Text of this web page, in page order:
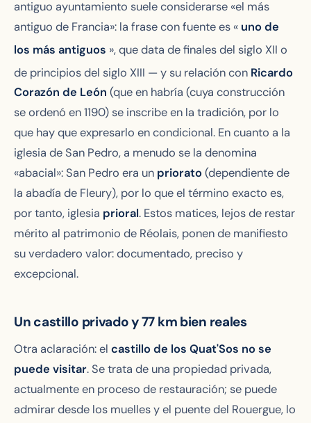
antiguo ayuntamiento suele considerarse «el más
antiguo de Francia»: la frase con fuente es « uno de
los más antiguos », que data de finales del siglo XII o
de principios del siglo XIII — y su relación con Ricardo
Corazón de León (que en habría (cuya construcción
se ordenó en 1190) se inscribe en la tradición, por lo
que hay que expresarlo en condicional. En cuanto a la
iglesia de San Pedro, a menudo se la denomina
«abacial»: San Pedro era un priorato(dependiente de
la abadía de Fleury), por lo que el término exacto es,
por tanto, iglesia prioral. Estos matices, lejos de restar
mérito al patrimonio de Réolais, ponen de manifiesto
su verdadero valor: documentado, preciso y
excepcional.
Un castillo privado y 77 km bien reales
Otra aclaración: el castillo de los Quat'Sos no se
puede visitar. Se trata de una propiedad privada,
actualmente en proceso de restauración; se puede
admirar desde los muelles y el puente del Rouergue, lo